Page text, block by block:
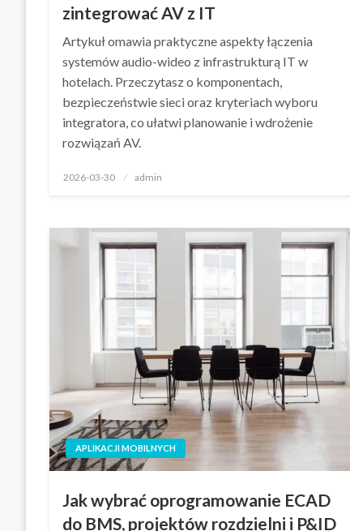
zintegrować AV z IT
Artykuł omawia praktyczne aspekty łączenia
systemów audio-wideo z infrastrukturą IT w
hotelach. Przeczytasz o komponentach,
bezpieczeństwie sieci oraz kryteriach wyboru
integratora, co ułatwi planowanie i wdrożenie
rozwiązań AV.
Opublikowane
2026-03-30 admin
APLIKACJI MOBILNYCH
Jak wybrać oprogramowanie ECAD
do BMS, projektów rozdzielni i P&ID